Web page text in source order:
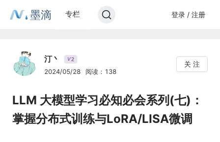
墨滴 专栏 登录 / 注册
汀丶 V2
2024/05/28 阅读：138
关 注
LLM 大模型学习必知必会系列(七)：
掌握分布式训练与LoRA/LISA微调